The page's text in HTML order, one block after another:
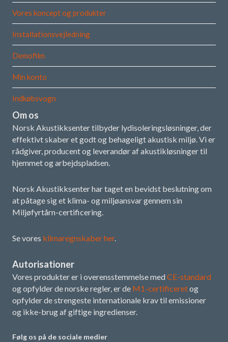
Vores koncept og produkter
Installationsvejledning
Demofilm
Min konto
Indkøbsvogn
Om os
Norsk Akustikksenter tilbyder lydisoleringsløsninger, der
effektivt skaber et godt og behageligt akustisk miljø. Vi er
rådgiver, producent og leverandør af akustikløsninger til
hjemmet og arbejdspladsen.
Norsk Akustikksenter har taget en bevidst beslutning om
at påtage sig et klima- og miljøansvar gennem sin
Miljøfyrtårn-certificering.
Se vores klimaregnskaber her.
Autorisationer
Vores produkter er i overensstemmelse med CE-standard
og opfylder de norske regler, er de M1-certificeretog
opfylder de strengeste internationale krav til emissioner
og ikke-brug af giftige ingredienser.
Følg os på de sociale medier